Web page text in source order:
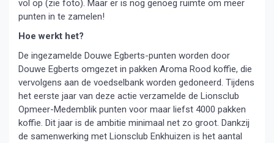
vol op (zie foto). Maar er is nog genoeg ruimte om meer
punten in te zamelen!
Hoe werkt het?
De ingezamelde Douwe Egberts-punten worden door
Douwe Egberts omgezet in pakken Aroma Rood koffie, die
vervolgens aan de voedselbank worden gedoneerd. Tijdens
het eerste jaar van deze actie verzamelde de Lionsclub
Opmeer-Medemblik punten voor maar liefst 4000 pakken
koffie. Dit jaar is de ambitie minimaal net zo groot. Dankzij
de samenwerking met Lionsclub Enkhuizen is het aantal